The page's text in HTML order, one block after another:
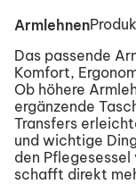
Armlehnen
Das passende
Komfort,
Ob höhere
ergänzende
Transfers
und wichtige
den
schafft direkt